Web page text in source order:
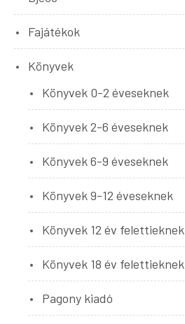
Fajátékok
Könyvek
Könyvek 0-2 éveseknek
Könyvek 2-6 éveseknek
Könyvek 6-9 éveseknek
Könyvek 9-12 éveseknek
Könyvek 12 év felettieknek
Könyvek 18 év felettieknek
Pagony kiadó